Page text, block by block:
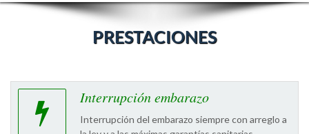
PRESTACIONES
Interrupción embarazo
Interrupción del embarazo siempre con arreglo a